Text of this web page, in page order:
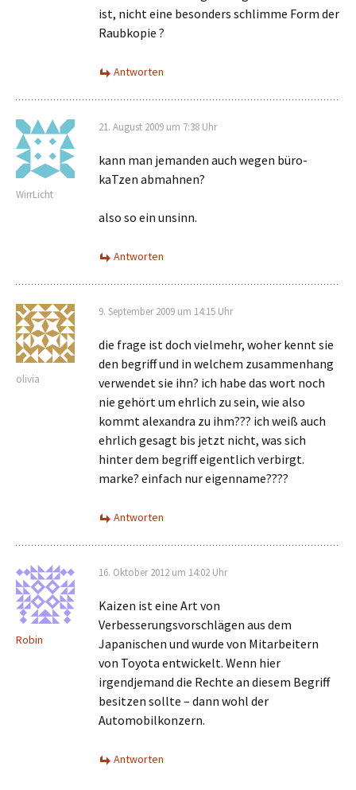
ist, nicht eine besonders schlimme Form der
Raubkopie ?
Antworten
WirrLicht
21. August 2009 um 7:38 Uhr
kann man jemanden auch wegen büro-
kaTzen abmahnen?
also so ein unsinn.
Antworten
olivia
9. September 2009 um 14:15 Uhr
die frage ist doch vielmehr, woher kennt sie
den begriff und in welchem zusammenhang
verwendet sie ihn? ich habe das wort noch
nie gehört um ehrlich zu sein, wie also
kommt alexandra zu ihm??? ich weiß auch
ehrlich gesagt bis jetzt nicht, was sich
hinter dem begriff eigentlich verbirgt.
marke? einfach nur eigenname????
Antworten
Robin
16. Oktober 2012 um 14:02 Uhr
Kaizen ist eine Art von
Verbesserungsvorschlägen aus dem
Japanischen und wurde von Mitarbeitern
von Toyota entwickelt. Wenn hier
irgendjemand die Rechte an diesem Begriff
besitzen sollte – dann wohl der
Automobilkonzern.
Antworten